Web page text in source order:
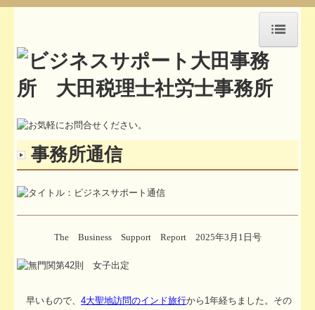
HOME
アクセス
セミナー紹介
事務所通信
お問合せ
所長挨拶
職員紹介
執筆活動や講演記録
事務所通信
The Business Support Report 2025年3月1日号
早いもので、4大聖地訪問のインド旅行から1年経ちました。その